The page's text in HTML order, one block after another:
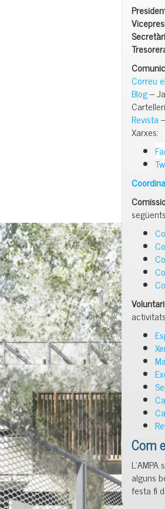
Correu
Blog–
Revista
Xarxes:
Com
alguns
festa fi